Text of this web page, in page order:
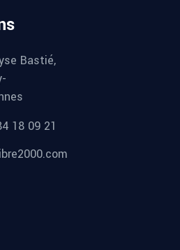
Bastié,
18 09 21